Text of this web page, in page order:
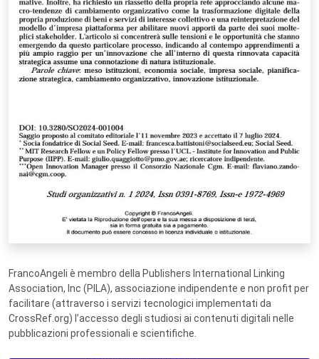
FrancoAngeli è membro della Publishers International Linking
Association, Inc (PILA), associazione indipendente e non profit per
facilitare (attraverso i servizi tecnologici implementati da
CrossRef.org) l’accesso degli studiosi ai contenuti digitali nelle
pubblicazioni professionali e scientifiche.